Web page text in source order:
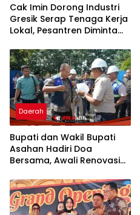
Cak Imin Dorong Industri
Gresik Serap Tenaga Kerja
Lokal, Pesantren Diminta
Daerah
Bupati dan Wakil Bupati
Asahan Hadiri Doa
Bersama, Awali Renovasi